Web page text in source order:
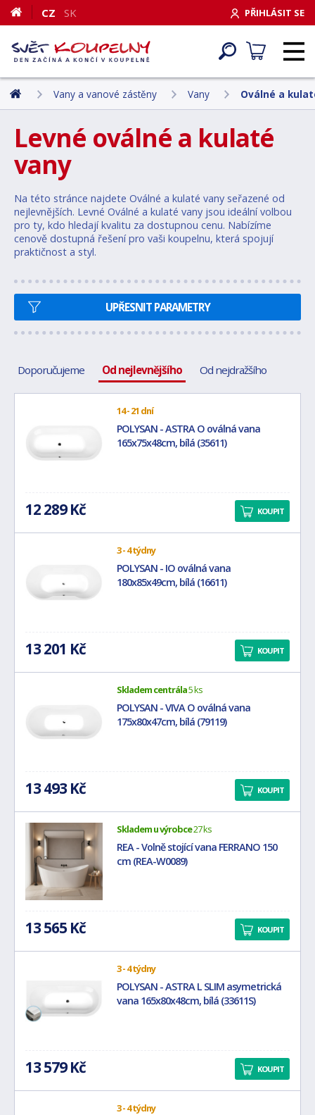
PŘIHLÁSIT SE
CZ SK
Vany a vanové zástěny Vany Oválné a
Levné oválné a kulaté
vany
Na této stránce najdete Oválné a kulaté vany seřazené od
nejlevnějších. Levné Oválné a kulaté vany jsou ideální volbou
pro ty, kdo hledají kvalitu za dostupnou cenu. Nabízíme
cenově dostupná řešení pro vaši koupelnu, která spojují
praktičnost a styl.
UPŘESNIT PARAMETRY
Doporučujeme Od nejlevnějšího Od nejdražšího
14 - 21 dní
POLYSAN - ASTRA O oválná vana
165x75x48cm, bílá (35611)
12 289 Kč KOUPIT
3 - 4 týdny
POLYSAN - IO oválná vana
180x85x49cm, bílá (16611)
13 201 Kč KOUPIT
Skladem centrála5 ks
POLYSAN - VIVA O oválná vana
175x80x47cm, bílá (79119)
13 493 Kč KOUPIT
Skladem u výrobce27 ks
REA - Volně stojící vana FERRANO 150
cm (REA-W0089)
13 565 Kč KOUPIT
3 - 4 týdny
POLYSAN - ASTRA L SLIM asymetrická
vana 165x80x48cm, bílá (33611S)
13 579 Kč KOUPIT
3 - 4 týdny